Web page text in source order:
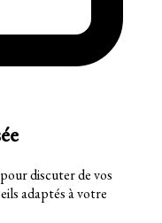
discuter de vos
adaptés à votre